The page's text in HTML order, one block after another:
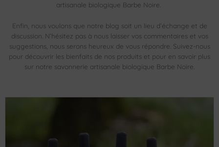
artisanale biologique Barbe Noire.
Enfin, nous voulons que notre blog soit un lieu d’échange et de
discussion. N’hésitez pas à nous laisser vos commentaires et vos
suggestions, nous serons heureux de vous répondre. Suivez-nous
pour découvrir les bienfaits de nos produits et pour en savoir plus
sur notre savonnerie artisanale biologique Barbe Noire.